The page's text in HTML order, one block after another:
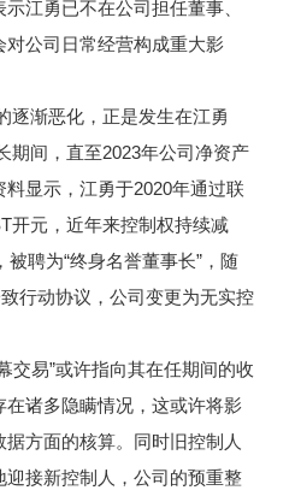
江勇已不在公司担任董事、
公司日常经营构成重大影
逐渐恶化，正是发生在江勇
期间，直至2023年公司净资产
显示，江勇于2020年通过联
开元，近年来控制权持续减
聘为“终身名誉董事长”，随
行动协议，公司变更为无实控
交易”或许指向其在任期间的收
诸多隐瞒情况，这或许将影
方面的核算。同时旧控制人
迎接新控制人，公司的预重整